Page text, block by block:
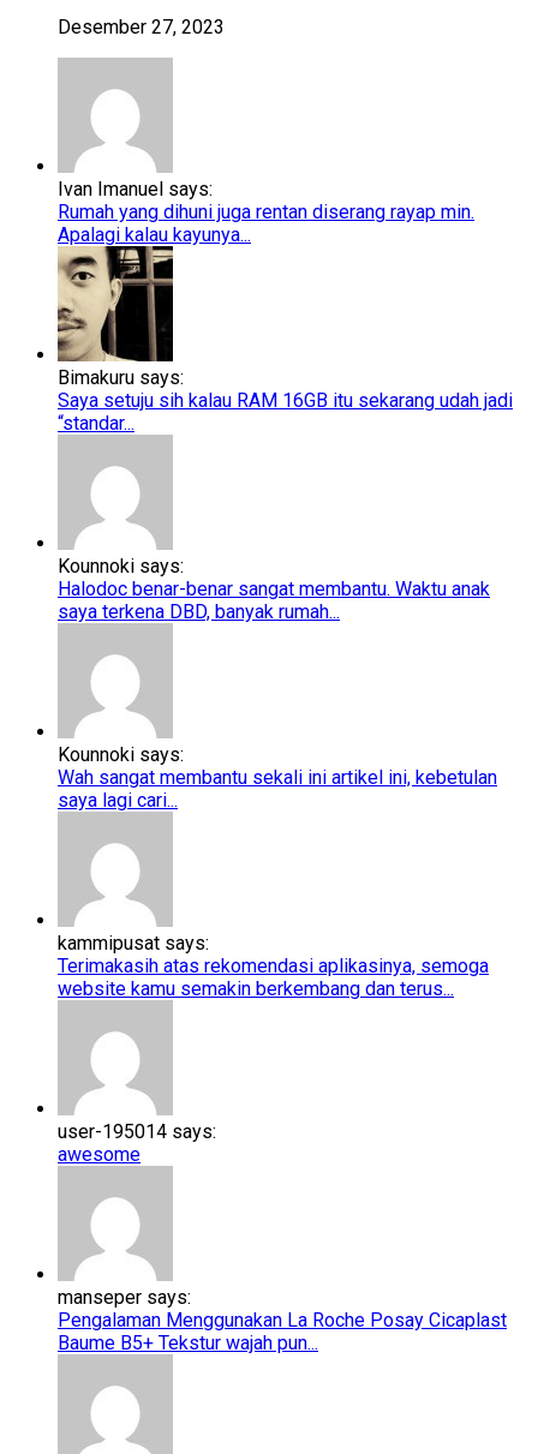
Desember 27, 2023
Ivan Imanuel says:
Rumah yang dihuni juga rentan diserang rayap min.
Apalagi kalau kayunya...
Bimakuru says:
Saya setuju sih kalau RAM 16GB itu sekarang udah jadi
“standar...
Kounnoki says:
Halodoc benar-benar sangat membantu. Waktu anak
saya terkena DBD, banyak rumah...
Kounnoki says:
Wah sangat membantu sekali ini artikel ini, kebetulan
saya lagi cari...
kammipusat says:
Terimakasih atas rekomendasi aplikasinya, semoga
website kamu semakin berkembang dan terus...
user-195014 says:
awesome
manseper says:
Pengalaman Menggunakan La Roche Posay Cicaplast
Baume B5+​​ Tekstur wajah pun...